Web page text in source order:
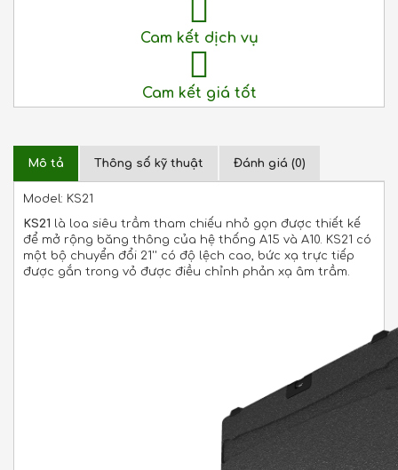
Cam kết dịch vụ
Cam kết giá tốt
Mô tả Thông số kỹ thuật Đánh giá (0)
Model: KS21
KS21 là loa siêu trầm tham chiếu nhỏ gọn được thiết kế
để mở rộng băng thông của hệ thống A15 và A10. KS21 có
một bộ chuyển đổi 21'' có độ lệch cao, bức xạ trực tiếp
được gắn trong vỏ được điều chỉnh phản xạ âm trầm.